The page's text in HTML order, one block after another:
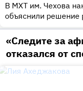
В МХТ им. Чехова
объяснили решение
«Следите за
отказался от